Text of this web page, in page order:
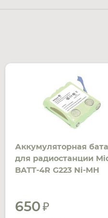
Аккумуляторная
для радиостанции
BATT-4R G223 Ni-MH
650